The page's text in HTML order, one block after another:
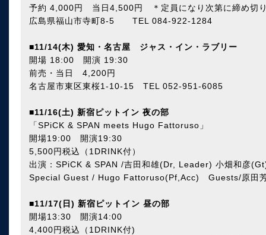
予約 4,000円 当日4,500円 ＊定員になり次第に締め
広島県福山市寺町8-5 TEL 084-922-1284
■11/14(木) 愛知・名古屋 ジャス・イン・ラブリー
開場 18:00 開演 19:30
前売・当日 4,200円
名古屋市東区東桜1-10-15 TEL 052-951-6085
■11/16(土) 新宿ピットイン 夜の部
「SPiCK & SPAN meets Hugo Fattoruso」
開場19:00 開演19:30
5,500円税込（1DRINK付）
出演：SPiCK & SPAN /吉田和雄(Dr, Leader) 小畑和彦
Special Guest / Hugo Fattoruso(Pf,Acc) Guests/原田
■11/17(日) 新宿ピットイン 昼の部
開場13:30 開演14:00
4,400円税込（1DRINK付)